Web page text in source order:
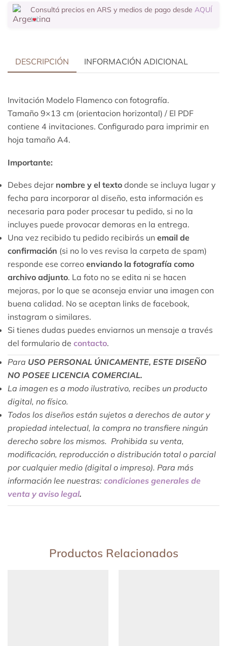
Consultá precios en ARS y medios de pago desde AQUÍ
DESCRIPCIÓN INFORMACIÓN ADICIONAL
Invitación Modelo Flamenco con fotografía.
Tamaño 9×13 cm (orientacion horizontal) / El PDF
contiene 4 invitaciones. Configurado para imprimir en
hoja tamaño A4.
Importante:
Debes dejar nombre y el texto donde se incluya lugar y
fecha para incorporar al diseño, esta información es
necesaria para poder procesar tu pedido, si no la
incluyes puede provocar demoras en la entrega.
Una vez recibido tu pedido recibirás un email de
confirmación (si no lo ves revisa la carpeta de spam)
responde ese correo enviando la fotografía como
archivo adjunto. La foto no se edita ni se hacen
mejoras, por lo que se aconseja enviar una imagen con
buena calidad. No se aceptan links de facebook,
instagram o similares.
Si tienes dudas puedes enviarnos un mensaje a través
del formulario de contacto.
Para USO PERSONAL ÚNICAMENTE, ESTE DISEÑO
NO POSEE LICENCIA COMERCIAL.
La imagen es a modo ilustrativo, recibes un producto
digital, no físico.
Todos los diseños están sujetos a derechos de autor y
propiedad intelectual, la compra no transfiere ningún
derecho sobre los mismos. Prohibida su venta,
modificación, reproducción o distribución total o parcial
por cualquier medio (digital o impreso). Para más
información lee nuestras: condiciones generales de
venta y aviso legal.
Productos Relacionados